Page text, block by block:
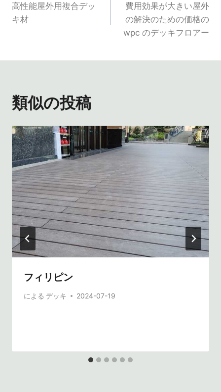
稿
ビ
ー
シ
ョ
ン
高性能屋外用複合デッ
キ材
費用効果が大きい屋外
の解決のための価格の
wpc のデッキフロアー
類似の投稿
フィリピン
による デッキ 2024-07-19